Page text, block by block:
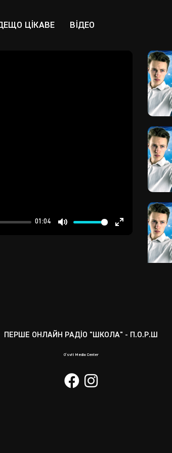
ЦІКАВЕ ВІДЕО
01:04
fullscreen
ПЕРШЕ ОНЛАЙН РАДІО "ШКОЛА" - П.О.Р.Ш
O’svit Media Center